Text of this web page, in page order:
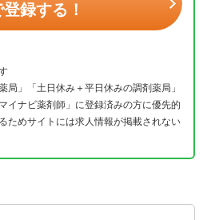
録する！
局」「土日休み＋平日休みの調剤薬局」
イナビ薬剤師」に登録済みの方に優先的
ためサイトには求人情報が掲載されない